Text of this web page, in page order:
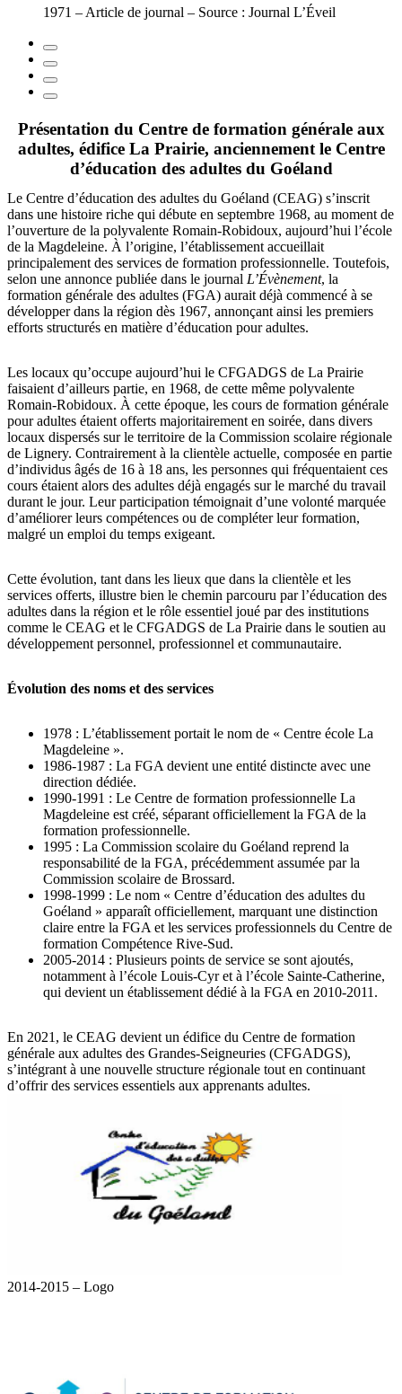
1971 – Article de journal – Source : Journal L’Éveil
Présentation du Centre de formation générale aux
adultes, édifice La Prairie, anciennement le Centre
d’éducation des adultes du Goéland
Le Centre d’éducation des adultes du Goéland (CEAG) s’inscrit
dans une histoire riche qui débute en septembre 1968, au moment de
l’ouverture de la polyvalente Romain-Robidoux, aujourd’hui l’école
de la Magdeleine. À l’origine, l’établissement accueillait
principalement des services de formation professionnelle. Toutefois,
selon une annonce publiée dans le journal L’Évènement, la
formation générale des adultes (FGA) aurait déjà commencé à se
développer dans la région dès 1967, annonçant ainsi les premiers
efforts structurés en matière d’éducation pour adultes.
Les locaux qu’occupe aujourd’hui le CFGADGS de La Prairie
faisaient d’ailleurs partie, en 1968, de cette même polyvalente
Romain-Robidoux. À cette époque, les cours de formation générale
pour adultes étaient offerts majoritairement en soirée, dans divers
locaux dispersés sur le territoire de la Commission scolaire régionale
de Lignery. Contrairement à la clientèle actuelle, composée en partie
d’individus âgés de 16 à 18 ans, les personnes qui fréquentaient ces
cours étaient alors des adultes déjà engagés sur le marché du travail
durant le jour. Leur participation témoignait d’une volonté marquée
d’améliorer leurs compétences ou de compléter leur formation,
malgré un emploi du temps exigeant.
Cette évolution, tant dans les lieux que dans la clientèle et les
services offerts, illustre bien le chemin parcouru par l’éducation des
adultes dans la région et le rôle essentiel joué par des institutions
comme le CEAG et le CFGADGS de La Prairie dans le soutien au
développement personnel, professionnel et communautaire.
Évolution des noms et des services
1978 : L’établissement portait le nom de « Centre école La
Magdeleine ».
1986-1987 : La FGA devient une entité distincte avec une
direction dédiée.
1990-1991 : Le Centre de formation professionnelle La
Magdeleine est créé, séparant officiellement la FGA de la
formation professionnelle.
1995 : La Commission scolaire du Goéland reprend la
responsabilité de la FGA, précédemment assumée par la
Commission scolaire de Brossard.
1998-1999 : Le nom « Centre d’éducation des adultes du
Goéland » apparaît officiellement, marquant une distinction
claire entre la FGA et les services professionnels du Centre de
formation Compétence Rive-Sud.
2005-2014 : Plusieurs points de service se sont ajoutés,
notamment à l’école Louis-Cyr et à l’école Sainte-Catherine,
qui devient un établissement dédié à la FGA en 2010-2011.
En 2021, le CEAG devient un édifice du Centre de formation
générale aux adultes des Grandes-Seigneuries (CFGADGS),
s’intégrant à une nouvelle structure régionale tout en continuant
d’offrir des services essentiels aux apprenants adultes.
2014-2015 – Logo